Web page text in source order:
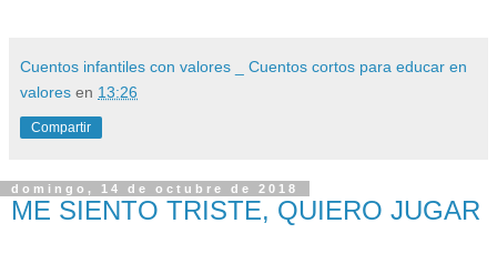
Cuentos infantiles con valores _ Cuentos cortos para educar en
valores en 13:26
Compartir
domingo, 14 de octubre de 2018
ME SIENTO TRISTE, QUIERO JUGAR